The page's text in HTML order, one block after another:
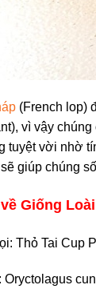
(French lop)
vì vậy
tuyệt vời nhờ
giúp chúng
Giống Loài
Thỏ Tai Cup
Oryctolagus